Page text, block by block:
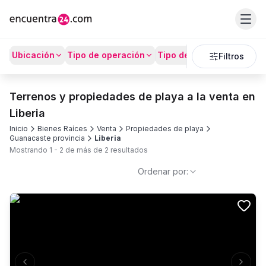
Ubicación Tipo de operación Tipo de Propiedad
Filtros
Terrenos y propiedades de playa a la venta en
Liberia
Inicio Bienes Raíces Venta
Propiedades de playa
Guanacaste provincia
Liberia
Mostrando 1 - 2 de más de 2 resultados
Ordenar por: